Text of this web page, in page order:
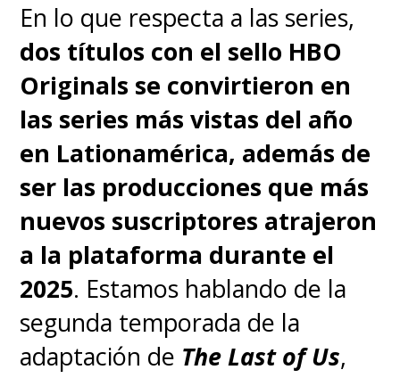
pensábamos. Pensé que
habría sido más fácil. 'Rick'
era mucho más difícil de lo
que esperaba; todo el mundo
sonaba como 'Macho Man
Randy Savage' o como un primo
suyo. Nadie sonaba
exactamente como 'Rick'. Fue
complicado.La mayoría lo
interpretaba por momentos,
pero cuando los volvías a
En lo que respecta a las series,
dos títulos con el sello HBO
Originals se convirtieron en
las series más vistas del año
en Lationamérica, además de
ser las producciones que más
nuevos suscriptores atrajeron
a la plataforma durante el
2025. Estamos hablando de la
segunda temporada de la
adaptación de The Last of Us,